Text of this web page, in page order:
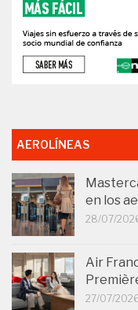
AEROLÍNEAS
en los
28/07/
Air
27/07/